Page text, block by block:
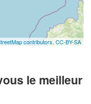
contributors, CC-BY-SA
le meilleur